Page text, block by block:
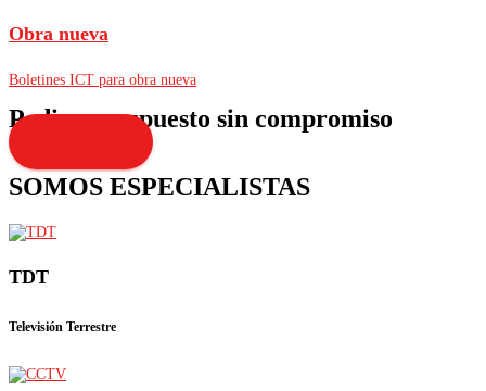
Obra nueva
Boletines ICT para obra nueva
Pedir presupuesto sin compromiso
SOMOS ESPECIALISTAS
TDT
Televisión Terrestre